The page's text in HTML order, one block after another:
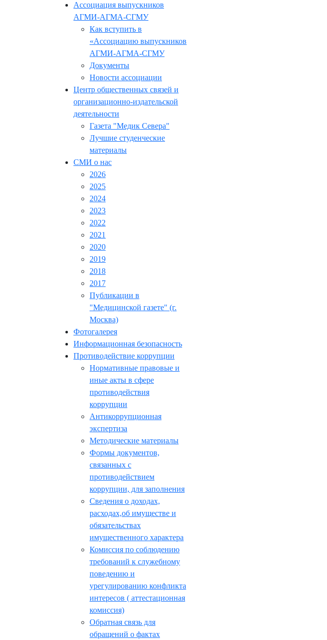
Ассоциация выпускников
АГМИ-АГМА-СГМУ
Как вступить в
«Ассоциацию выпускников
АГМИ-АГМА-СГМУ
Документы
Новости ассоциации
Центр общественных связей и
организационно-издательской
деятельности
Газета "Медик Севера"
Лучшие студенческие
материалы
СМИ о нас
2026
2025
2024
2023
2022
2021
2020
2019
2018
2017
Публикации в
"Медицинской газете" (г.
Москва)
Фотогалерея
Информационная безопасность
Противодействие коррупции
Нормативные правовые и
иные акты в сфере
противодействия
коррупции
Антикоррупционная
экспертиза
Методические материалы
Формы документов,
связанных с
противодействием
коррупции, для заполнения
Сведения о доходах,
расходах,об имуществе и
обязательствах
имущественного характера
Комиссия по соблюдению
требований к служебному
поведению и
урегулированию конфликта
интересов ( аттестационная
комиссия)
Обратная связь для
обращений о фактах